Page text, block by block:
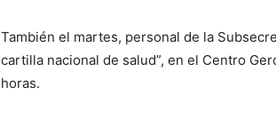
También el martes, personal de la
cartilla nacional de salud”, en el Centro
horas.